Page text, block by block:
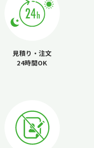
見積り・注文
24時間OK